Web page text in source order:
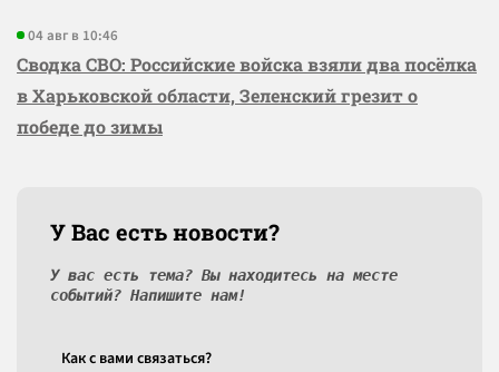
04 авг в 10:46
Сводка СВО: Российские войска взяли два посёлка
в Харьковской области, Зеленский грезит о
победе до зимы
У Вас есть новости?
У вас есть тема? Вы находитесь на месте
событий? Напишите нам!
Как c вами связаться?